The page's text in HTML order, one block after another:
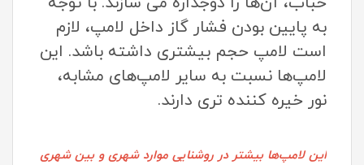
به پایین بودن فشار گاز داخل لامپ، لازم
است لامپ حجم بیشتری داشته باشد. این
لامپ‌ها نسبت به سایر لامپ‌های مشابه،
نور خیره کننده تری دارند.
این لامپ‌ها بیشتر در روشنایی موارد شهری و بین شهری